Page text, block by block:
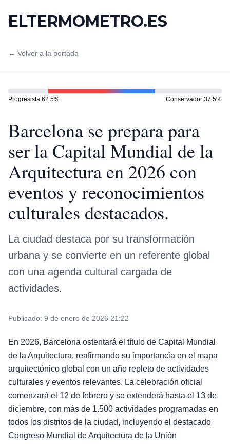
ELTERMOMETRO.ES
← Volver a la portada
Progresista 62.5% Conservador 37.5%
Barcelona se prepara para
ser la Capital Mundial de la
Arquitectura en 2026 con
eventos y reconocimientos
culturales destacados.
La ciudad destaca por su transformación
urbana y se convierte en un referente global
con una agenda cultural cargada de
actividades.
Publicado: 9 de enero de 2026 21:22
En 2026, Barcelona ostentará el título de Capital Mundial
de la Arquitectura, reafirmando su importancia en el mapa
arquitectónico global con un año repleto de actividades
culturales y eventos relevantes. La celebración oficial
comenzará el 12 de febrero y se extenderá hasta el 13 de
diciembre, con más de 1.500 actividades programadas en
todos los distritos de la ciudad, incluyendo el destacado
Congreso Mundial de Arquitectura de la Unión